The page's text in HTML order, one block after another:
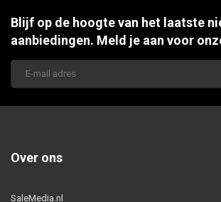
Blijf op de hoogte van het laatste
aanbiedingen. Meld je aan voor
Over ons
SaleMedia.nl